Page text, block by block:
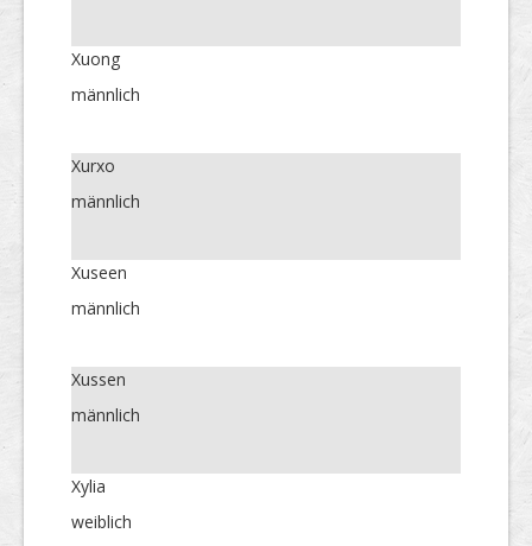
Xuong
männlich
Xurxo
männlich
Xuseen
männlich
Xussen
männlich
Xylia
weiblich